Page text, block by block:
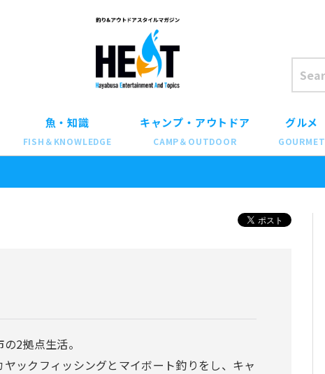
魚・知識
FISH＆KNOWLEDGE
キャンプ・アウトドア
CAMP＆OUTDOOR
グルメ
GOURMET
2拠点生活。
ックフィッシングとマイボート釣りをし、キャ